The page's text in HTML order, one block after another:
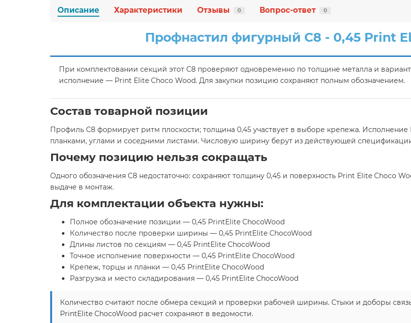
Описание Характеристики Отзывы 0 Вопрос-ответ 0
Профнастил фигурный C8 - 0,45 Print
При комплектовании секций этот C8 проверяют одновременно по толщине металла и
исполнение — Print Elite Choco Wood. Для закупки позицию сохраняют полным обозначением.
Состав товарной позиции
Профиль C8 формирует ритм плоскости; толщина 0,45 участвует в выборе крепежа.
планками, углами и соседними листами. Числовую ширину берут из действующей
Почему позицию нельзя сокращать
Одного обозначения C8 недостаточно: сохраняют толщину 0,45 и поверхность Print Elite Choco
выдаче в монтаж.
Для комплектации объекта нужны:
Полное обозначение позиции — 0,45 PrintElite ChocoWood
Количество после проверки ширины — 0,45 PrintElite ChocoWood
Длины листов по секциям — 0,45 PrintElite ChocoWood
Точное исполнение поверхности — 0,45 PrintElite ChocoWood
Крепеж, торцы и планки — 0,45 PrintElite ChocoWood
Разгрузка и место складирования — 0,45 PrintElite ChocoWood
Количество считают после обмера секций и проверки рабочей ширины. Стыки и доборы
PrintElite ChocoWood расчет сохраняют в ведомости.